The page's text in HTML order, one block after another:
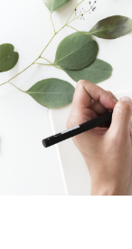
content